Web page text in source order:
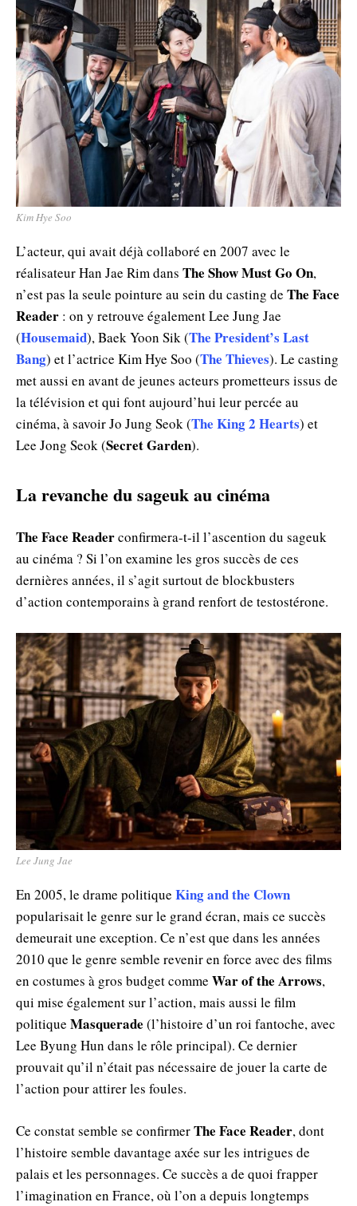
Kim Hye Soo
L’acteur, qui avait déjà collaboré en 2007 avec le
réalisateur Han Jae Rim dans The Show Must Go On,
n’est pas la seule pointure au sein du casting de The Face
Reader : on y retrouve également Lee Jung Jae
(Housemaid), Baek Yoon Sik (The President’s Last
Bang) et l’actrice Kim Hye Soo (The Thieves). Le casting
met aussi en avant de jeunes acteurs prometteurs issus de
la télévision et qui font aujourd’hui leur percée au
cinéma, à savoir Jo Jung Seok (The King 2 Hearts) et
Lee Jong Seok (Secret Garden).
La revanche du sageuk au cinéma
The Face Readerconfirmera-t-il l’ascention du sageuk
au cinéma ? Si l’on examine les gros succès de ces
dernières années, il s’agit surtout de blockbusters
d’action contemporains à grand renfort de testostérone.
Lee Jung Jae
En 2005, le drame politique King and the Clown
popularisait le genre sur le grand écran, mais ce succès
demeurait une exception. Ce n’est que dans les années
2010 que le genre semble revenir en force avec des films
en costumes à gros budget comme War of the Arrows,
qui mise également sur l’action, mais aussi le film
politique Masquerade (l’histoire d’un roi fantoche, avec
Lee Byung Hun dans le rôle principal). Ce dernier
prouvait qu’il n’était pas nécessaire de jouer la carte de
l’action pour attirer les foules.
Ce constat semble se confirmerThe Face Reader, dont
l’histoire semble davantage axée sur les intrigues de
palais et les personnages. Ce succès a de quoi frapper
l’imagination en France, où l’on a depuis longtemps